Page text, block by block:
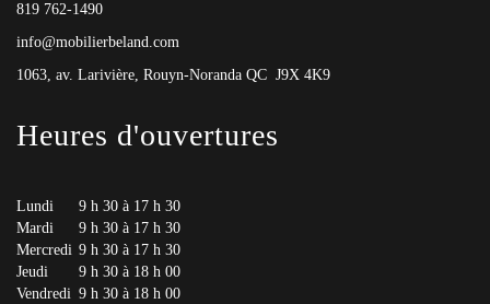
819 762-1490
info@mobilierbeland.com
1063, av. Larivière, Rouyn-Noranda QC J9X 4K9
Heures d'ouvertures
Lundi
9 h 30 à 17 h 30
Mardi
9 h 30 à 17 h 30
Mercredi 9 h 30 à 17 h 30
Jeudi
9 h 30 à 18 h 00
Vendredi 9 h 30 à 18 h 00